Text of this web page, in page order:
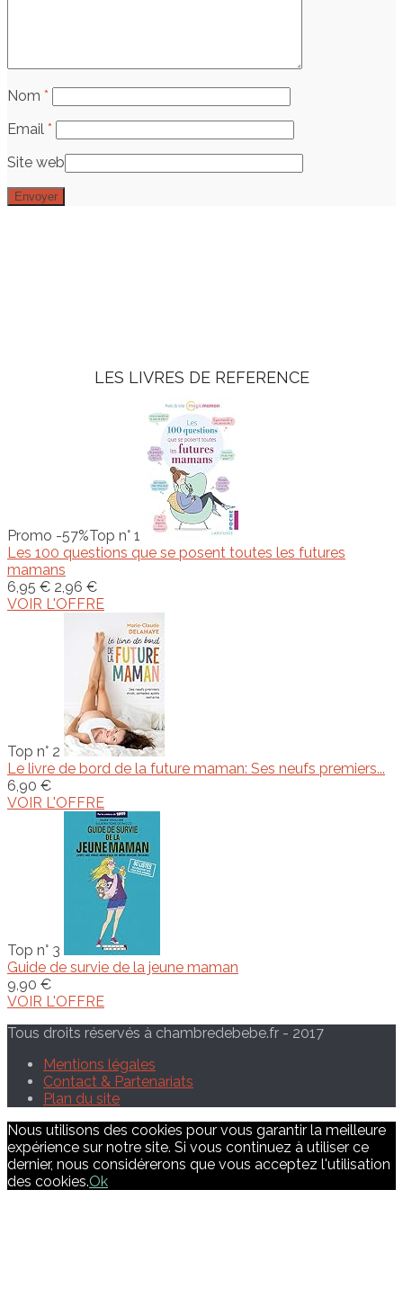
Nom *
Email *
Site web
LES LIVRES DE REFERENCE
Promo -57%Top n° 1
Les 100 questions que se posent toutes les futures
mamans
6,95 € 2,96 €
VOIR L'OFFRE
Top n° 2
Le livre de bord de la future maman: Ses neufs premiers...
6,90 €
VOIR L'OFFRE
Top n° 3
Guide de survie de la jeune maman
9,90 €
VOIR L'OFFRE
Tous droits réservés à chambredebebe.fr - 2017
Mentions légales
Contact & Partenariats
Plan du site
Nous utilisons des cookies pour vous garantir la meilleure
expérience sur notre site. Si vous continuez à utiliser ce
dernier, nous considérerons que vous acceptez l'utilisation
des cookies.Ok